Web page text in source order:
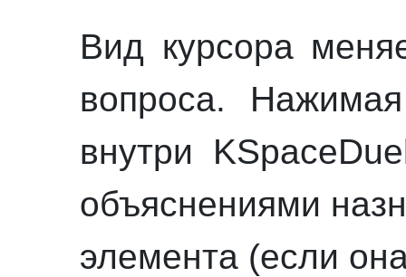
Вид курсора
вопроса.
внутри
объяснениями
элемента (если